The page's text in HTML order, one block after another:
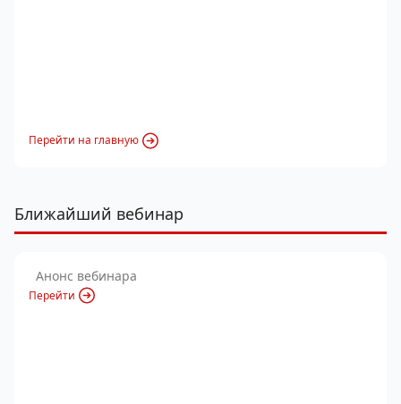
Перейти на главную
Ближайший вебинар
Анонс вебинара
Перейти